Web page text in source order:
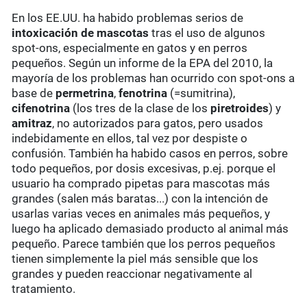
En los EE.UU. ha habido problemas serios de
intoxicación de mascotas tras el uso de algunos
spot-ons, especialmente en gatos y en perros
pequeños. Según un informe de la EPA del 2010, la
mayoría de los problemas han ocurrido con spot-ons a
base de permetrina,fenotrina (=sumitrina),
cifenotrina (los tres de la clase de los piretroides) y
amitraz, no autorizados para gatos, pero usados
indebidamente en ellos, tal vez por despiste o
confusión. También ha habido casos en perros, sobre
todo pequeños, por dosis excesivas, p.ej. porque el
usuario ha comprado pipetas para mascotas más
grandes (salen más baratas...) con la intención de
usarlas varias veces en animales más pequeños, y
luego ha aplicado demasiado producto al animal más
pequeño. Parece también que los perros pequeños
tienen simplemente la piel más sensible que los
grandes y pueden reaccionar negativamente al
tratamiento.